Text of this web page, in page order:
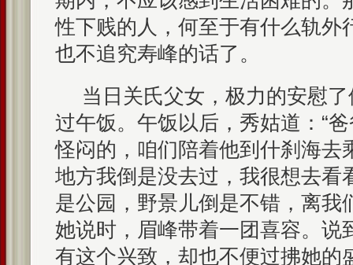
性下贱的人，何至于有什么轨外
也不追究寿峰的话了。
当日关氏父女，极力的安慰
过午饭。午饭以后，秀姑道：“
怪闷的，咱们陪着他到什刹海去
地方我倒是没去过，我很想去看
是公园，野景儿倒是不错，离我
她说时，眉峰带着一团喜容。说
有这个兴致，却也不便过拂她的